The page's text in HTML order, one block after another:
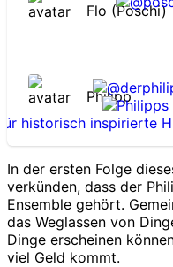
Flo (Poschi)
Philipp
In der ersten Folge
verkünden, dass der
Ensemble gehört.
das Weglassen von
Dinge erscheinen
viel Geld kommt.